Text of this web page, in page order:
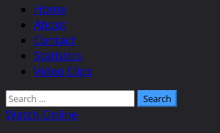
Primary
Menu
Home
About
Contact
Statistics
Video Clips
Search
for:
Watch Online